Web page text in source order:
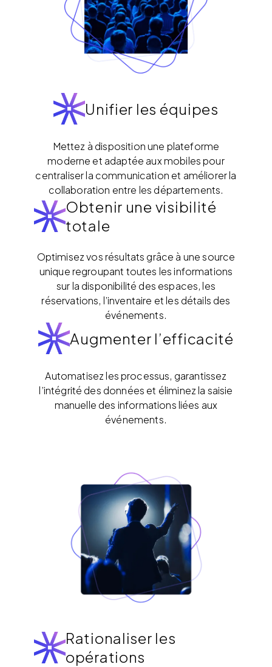
Unifier les équipes
Mettez à disposition une plateforme
moderne et adaptée aux mobiles pour
centraliser la communication et améliorer la
collaboration entre les départements.
Obtenir une visibilité
totale
Optimisez vos résultats grâce à une source
unique regroupant toutes les informations
sur la disponibilité des espaces, les
réservations, l’inventaire et les détails des
événements.
Augmenter l’efficacité
Automatisez les processus, garantissez
l’intégrité des données et éliminez la saisie
manuelle des informations liées aux
événements.
Rationaliser les
opérations